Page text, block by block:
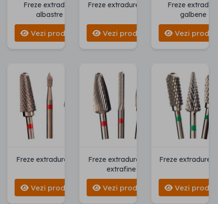
Freze extradure
albastre
Vezi produse
Freze extradure albe
Vezi produse
Freze
galbene
Vezi
Freze extradure rosii
Vezi produse
Freze extradure rosii
extrafine
Vezi produse
Freze extradure
Vezi